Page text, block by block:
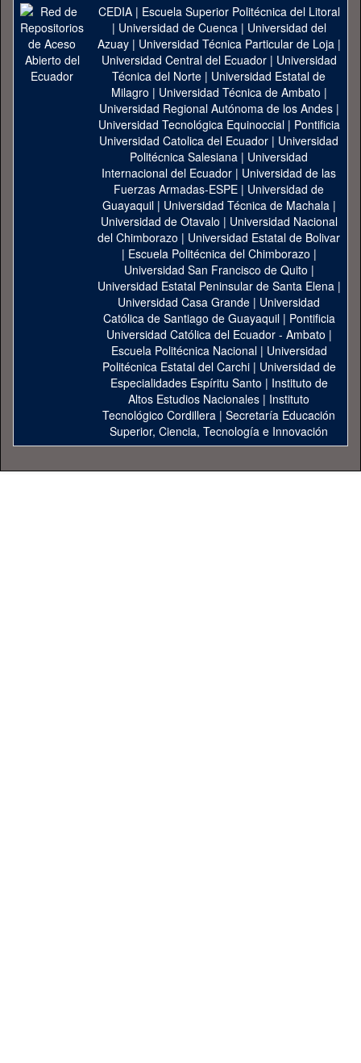
CEDIA| Escuela Superior Politécnica del Litoral
| Universidad de Cuenca| Universidad del
Azuay| Universidad Técnica Particular de Loja|
Universidad Central del Ecuador| Universidad
Técnica del Norte | Universidad Estatal de
Milagro | Universidad Técnica de Ambato |
Universidad Regional Autónoma de los Andes|
Universidad Tecnológica Equinoccial| Pontificia
Universidad Catolica del Ecuador | Universidad
Politécnica Salesiana | Universidad
Internacional del Ecuador | Universidad de las
Fuerzas Armadas-ESPE | Universidad de
Guayaquil| Universidad Técnica de Machala|
Universidad de Otavalo | Universidad Nacional
del Chimborazo | Universidad Estatal de Bolivar
| Escuela Politécnica del Chimborazo |
Universidad San Francisco de Quito |
Universidad Estatal Peninsular de Santa Elena|
Universidad Casa Grande | Universidad
Católica de Santiago de Guayaquil| Pontificia
Universidad Católica del Ecuador - Ambato |
Escuela Politécnica Nacional| Universidad
Politécnica Estatal del Carchi| Universidad de
Especialidades Espíritu Santo | Instituto de
Altos Estudios Nacionales | Instituto
Tecnológico Cordillera | Secretaría Educación
Superior, Ciencia, Tecnología e Innovación